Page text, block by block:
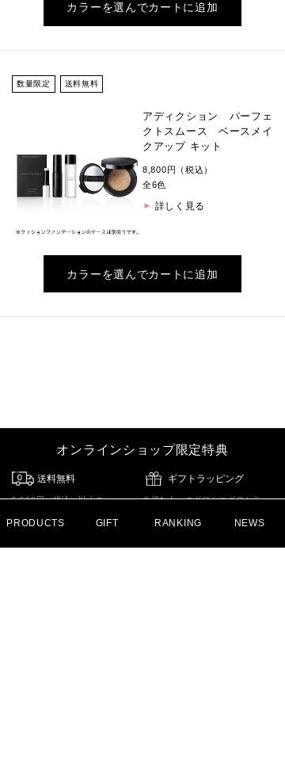
カラーを選んでカートに追加
数量限定 送料無料
アディクション パーフェ
クトスムース ベースメイ
クアップ キット
8,800円（税込）
全6色
詳しく見る
カラーを選んでカートに追加
PRODUCTS GIFT RANKING NEWS
オンラインショップ限定特典
送料無料
5,500円（税込）以上の
ギフトラッピング
大切な人へのギフトにギフトラッ
ります。
最短でご注文当日発送
ご購入者全員にサンプル